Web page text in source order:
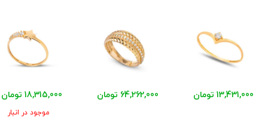
13,431,000 تومان 64,262,000 تومان 18,315,000 تومان
موجود در انبار